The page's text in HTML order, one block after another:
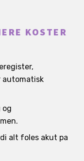
KOSTER
automatisk
og
alt foles akut pa